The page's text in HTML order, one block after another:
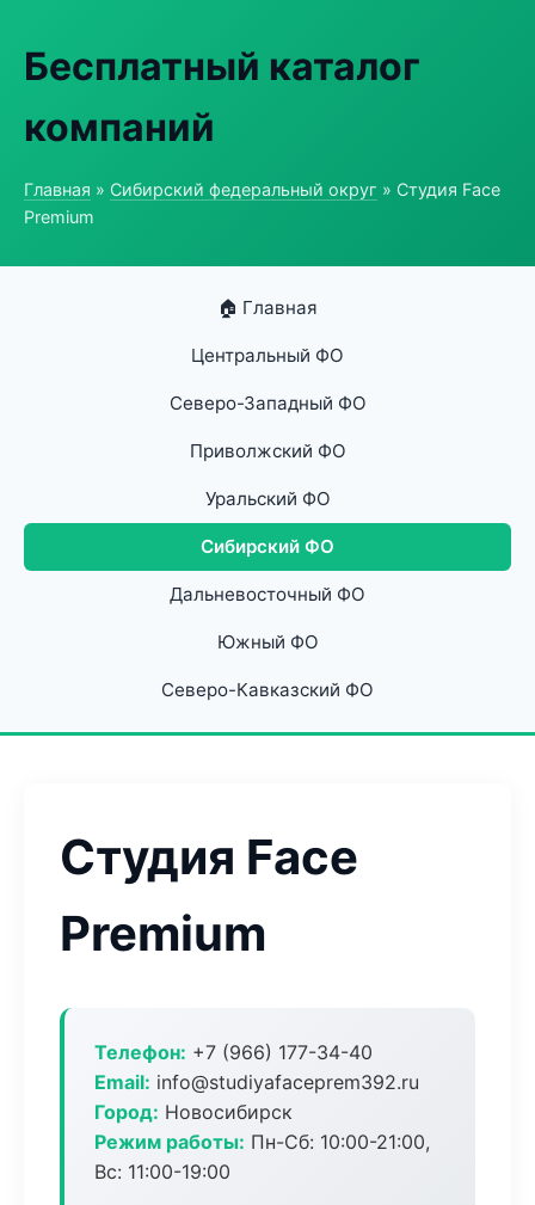
Бесплатный каталог
компаний
Главная » Сибирский федеральный округ » Студия Face
Premium
🏠 Главная
Центральный ФО
Северо-Западный ФО
Приволжский ФО
Уральский ФО
Сибирский ФО
Дальневосточный ФО
Южный ФО
Северо-Кавказский ФО
Студия Face
Premium
Телефон: +7 (966) 177-34-40
Email: info@studiyafaceprem392.ru
Город: Новосибирск
Режим работы: Пн-Сб: 10:00-21:00,
Вс: 11:00-19:00